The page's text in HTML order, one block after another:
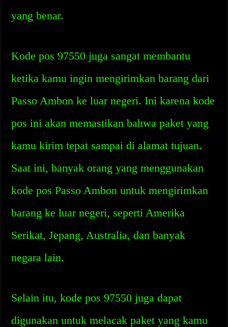
yang benar.
Kode pos 97550 juga sangat membantu
ketika kamu ingin mengirimkan barang dari
Passo Ambon ke luar negeri. Ini karena kode
pos ini akan memastikan bahwa paket yang
kamu kirim tepat sampai di alamat tujuan.
Saat ini, banyak orang yang menggunakan
kode pos Passo Ambon untuk mengirimkan
barang ke luar negeri, seperti Amerika
Serikat, Jepang, Australia, dan banyak
negara lain.
Selain itu, kode pos 97550 juga dapat
digunakan untuk melacak paket yang kamu